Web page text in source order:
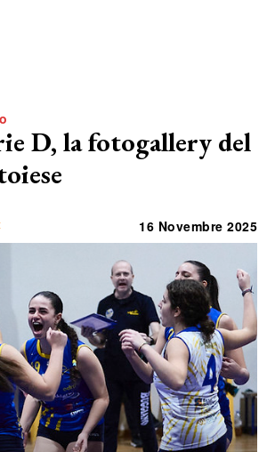
D, la fotogallery del
16 Novembre 2025